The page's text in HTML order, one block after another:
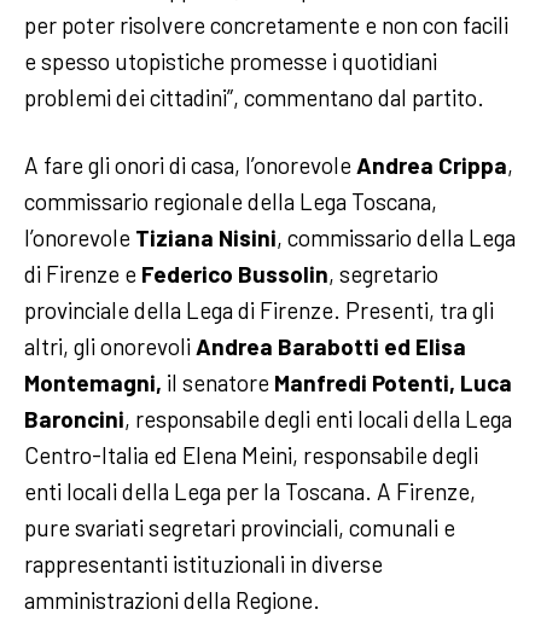
per poter risolvere concretamente e non con facili
e spesso utopistiche promesse i quotidiani
problemi dei cittadini”, commentano dal partito.
A fare gli onori di casa, l’onorevole Andrea Crippa,
commissario regionale della Lega Toscana,
l’onorevole Tiziana Nisini, commissario della Lega
di Firenze e Federico Bussolin, segretario
provinciale della Lega di Firenze. Presenti, tra gli
altri, gli onorevoli Andrea Barabotti ed Elisa
Montemagni, il senatore Manfredi Potenti, Luca
Baroncini, responsabile degli enti locali della Lega
Centro-Italia ed Elena Meini, responsabile degli
enti locali della Lega per la Toscana. A Firenze,
pure svariati segretari provinciali, comunali e
rappresentanti istituzionali in diverse
amministrazioni della Regione.